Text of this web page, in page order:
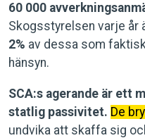
60 000
Skogsstyrelsen varje år
2% av dessa som
hänsyn.
SCA:s agerande är ett
statlig passivitet. De
undvika att skaffa sig